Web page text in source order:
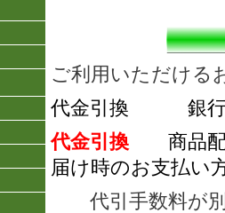
ご利用いただける
代金引換 銀行
代金引換 商品配
届け時のお支払い
代引手数料が別